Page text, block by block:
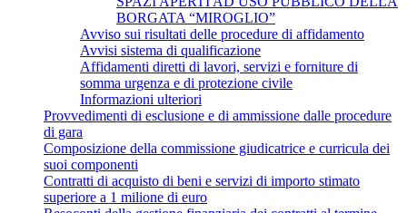
BORGATA “MIROGLIO”
Avviso sui risultati delle procedure di affidamento
Avvisi sistema di qualificazione
Affidamenti diretti di lavori, servizi e forniture di
somma urgenza e di protezione civile
Informazioni ulteriori
Provvedimenti di esclusione e di ammissione dalle procedure
di gara
Composizione della commissione giudicatrice e curricula dei
suoi componenti
Contratti di acquisto di beni e servizi di importo stimato
superiore a 1 milione di euro